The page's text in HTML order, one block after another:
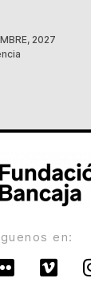
2027
en: